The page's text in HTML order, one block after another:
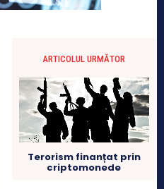
ARTICOLUL URMĂTOR
Terorism finanțat prin
criptomonede